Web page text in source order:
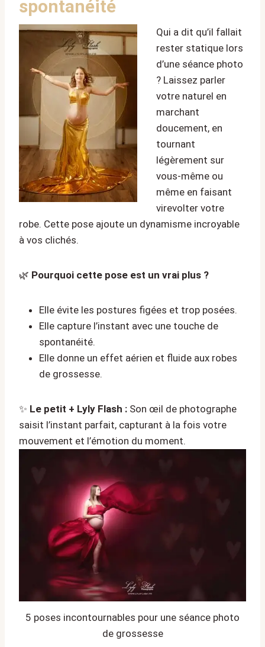
spontanéité
Qui a dit qu’il fallait
rester statique lors
d’une séance photo
? Laissez parler
votre naturel en
marchant
doucement, en
tournant
légèrement sur
vous-même ou
même en faisant
virevolter votre
robe. Cette pose ajoute un dynamisme incroyable
à vos clichés.
🌿 Pourquoi cette pose est un vrai plus ?
Elle évite les postures figées et trop posées.
Elle capture l’instant avec une touche de
spontanéité.
Elle donne un effet aérien et fluide aux robes
de grossesse.
✨ Le petit + Lyly Flash : Son œil de photographe
saisit l’instant parfait, capturant à la fois votre
mouvement et l’émotion du moment.
5 poses incontournables pour une séance photo
de grossesse